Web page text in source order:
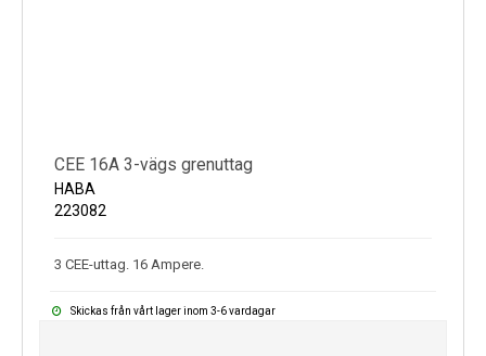
CEE 16A 3-vägs grenuttag
HABA
223082
3 CEE-uttag. 16 Ampere.
Skickas från vårt lager inom 3-6 vardagar